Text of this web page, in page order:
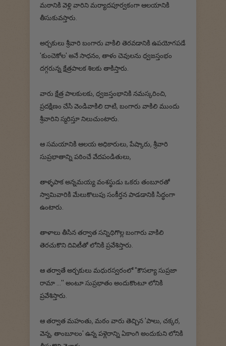
మఠానికి వెళ్లి వారిని మర్యాదపూర్వకంగా ఆలయానికి
తీసుకువస్తారు.
అర్చకులు శ్రీవారి బంగారు వాకిలి తెరవడానికి ఉపయోగపడే
'కుంచెకోల' అనే సాధనం, తాళం చెవులను ధ్వజస్తంభం
దగ్గరున్న క్షేత్రపాలక శిలకు తాకిస్తారు.
వారు క్షేత్ర పాలకులకు, ధ్వజస్తంభానికి నమస్కరించి,
ప్రదక్షిణం చేసి వెండివాకిలి దాటి, బంగారు వాకిలి ముందు
శ్రీవారిని స్మరిస్తూ నిలుచుంటారు.
ఆ సమయానికి ఆలయ అధికారులు, పేష్కారు, శ్రీవారి
సుప్రభాతాన్ని పఠించే వేదపండితులు,
తాళ్ళపాక అన్నమయ్య వంశస్థుడు ఒకరు తంబూరతో
స్వామివారికి మేలుకొలుపు సంకీర్తన పాడడానికి సిద్ధంగా
ఉంటారు.
తాళాలు తీసిన తర్వాత సన్నిథిగొల్ల బంగారు వాకిలి
తెరచుకొని దివిటీతో లోనికి ప్రవేశిస్తారు.
ఆ తర్వాతే అర్చకులు మధురస్వరంలో "కౌసల్యా సుప్రజా
రామా ...'' అంటూ సుప్రభాతం అందుకొంటూ లోనికి
ప్రవేశిస్తారు.
ఆ తర్వాత మహంతు, మఠం వారు తెచ్చిన 'పాలు, చక్కర,
వెన్న, తాంబూలం' ఉన్న పళ్లెరాన్ని ఏకాంగి అందుకుని లోనికి